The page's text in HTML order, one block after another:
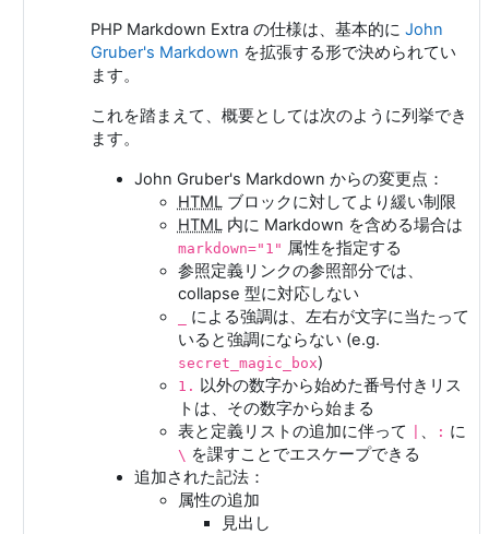
PHP Markdown Extra の仕様は、基本的に John
Gruber's Markdown を拡張する形で決められてい
ます。
これを踏まえて、概要としては次のように列挙でき
ます。
John Gruber's Markdown からの変更点：
HTMLブロックに対してより緩い制限
HTML内に Markdown を含める場合は
markdown="1" 属性を指定する
参照定義リンクの参照部分では、
collapse 型に対応しない
による強調は、左右が文字に当たって
いると強調にならない (e.g.
secret_magic_box)
1. 以外の数字から始めた番号付きリス
トは、その数字から始まる
表と定義リストの追加に伴って
、 : に
\ を課すことでエスケープできる
追加された記法：
属性の追加
見出し